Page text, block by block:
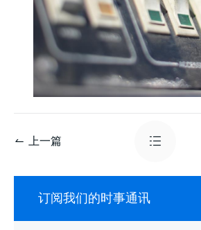
上一篇
订阅我们的时事通讯